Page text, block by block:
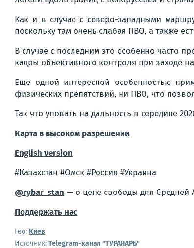
Как и в случае с северо-западными
поскольку там очень слабая ПВО, а также
В случае с последним это особенно часто
кадры объективного контроля при заходе
Еще одной интересной особенностью
физических препятствий, ни ПВО, что
Так что уповать на дальность в середине
Карта в высоком разрешении
English version
#Казахстан #Омск #Россия #Украина
@rybar_stan — о цене свободы для Средней
Поддержать нас
Гео: Киев
Источник: Telegram-канал "ТУРАНАРЬ"